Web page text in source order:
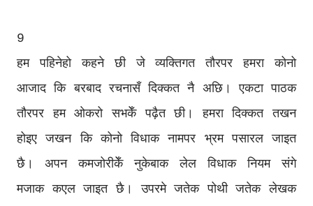
9
हम पहिनेहो कहने छी जे व्यक्तिगत तौरपर हमरा कोनो
आजाद कि बरबाद रचनासँ दिक्कत नै अछि। एकटा पाठक
तौरपर हम ओकरो सभकेँ पढ़ैत छी। हमरा दिक्कत तखन
होइए जखन कि कोनो विधाक नामपर भ्रम पसारल जाइत
छै। अपन कमजोरीकेँ नुकेबाक लेल विधाक नियम संगे
मजाक कएल जाइत छै। उपरमे जतेक पोथी जतेक लेखक